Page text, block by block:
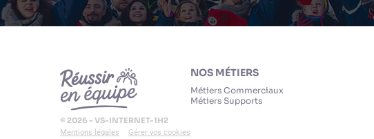
© 2026 - VS-INTERNET-1H2
Mentions légales Gérer vos cookies
NOS MÉTIERS
Métiers Commerciaux
Métiers Supports